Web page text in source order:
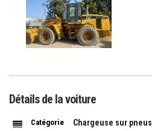
Détails de la voiture
Catégorie Chargeuse sur pneus